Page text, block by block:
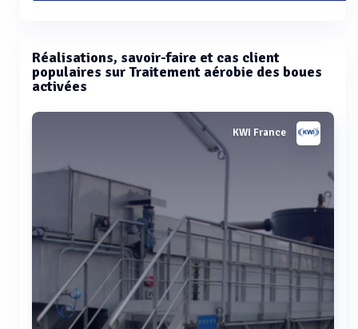
Réalisations, savoir-faire et cas client
populaires sur Traitement aérobie des boues
activées
KWI France